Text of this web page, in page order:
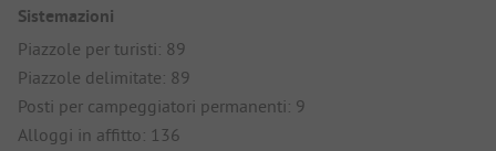
Sistemazioni
Piazzole per turisti: 89
Piazzole delimitate: 89
Posti per campeggiatori permanenti: 9
Alloggi in affitto: 136